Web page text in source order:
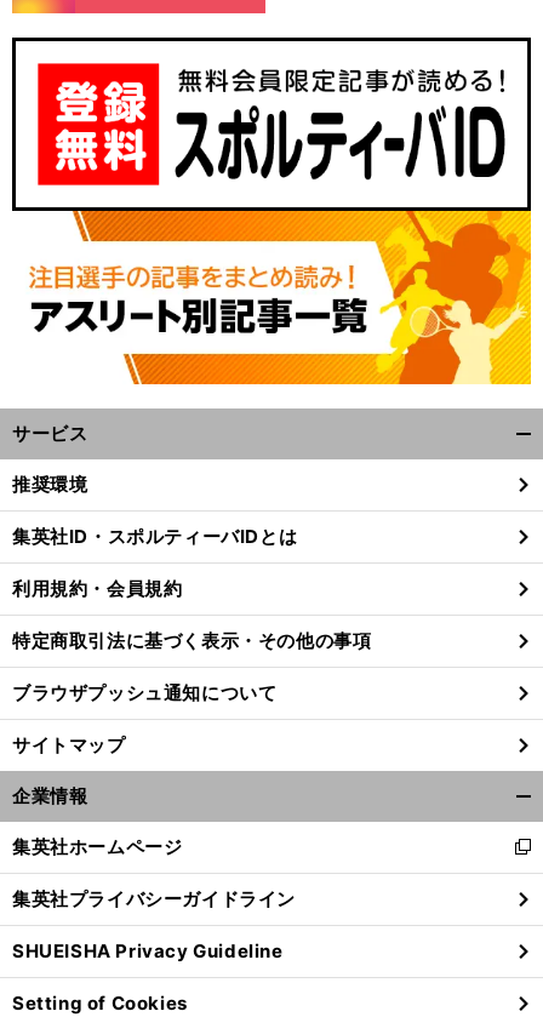
前
サービス
閉
る
推奨環境
集英社ID・スポルティーバIDとは
利用規約・会員規約
特定商取引法に基づく表示・その他の事項
ブラウザプッシュ通知について
サイトマップ
企業情報
閉
る
集英社ホームページ
新
し
い
ウ
ィ
ン
ド
集英社プライバシーガイドライン
SHUEISHA Privacy Guideline
Setting of Cookies